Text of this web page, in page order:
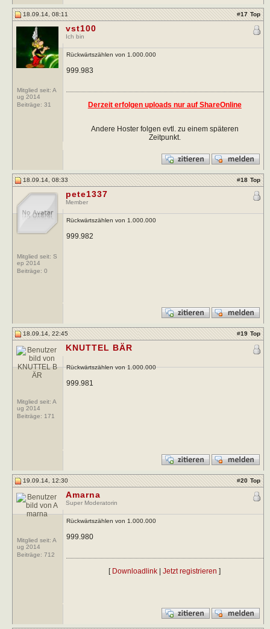
18.09.14, 08:11 #17 Top
Mitglied seit: A
ug 2014
Beiträge: 31
vst100
Ich bin
Rückwärtszählen von 1.000.000
999.983
Derzeit erfolgen uploads nur auf ShareOnline
Andere Hoster folgen evtl. zu einem späteren
Zeitpunkt.
18.09.14, 08:33 #18 Top
Mitglied seit: S
ep 2014
Beiträge: 0
pete1337
Member
Rückwärtszählen von 1.000.000
999.982
18.09.14, 22:45 #19 Top
Mitglied seit: A
ug 2014
Beiträge: 171
KNUTTEL BÄR
Rückwärtszählen von 1.000.000
999.981
19.09.14, 12:30 #20 Top
Mitglied seit: A
ug 2014
Beiträge: 712
Amarna
Super Moderatorin
Rückwärtszählen von 1.000.000
999.980
[ Downloadlink |Jetzt registrieren ]